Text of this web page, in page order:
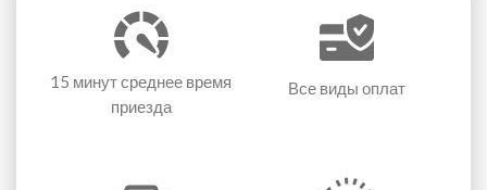
15 минутсреднее время
приезда
Все виды оплат